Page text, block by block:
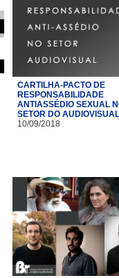
CARTILHA-PACTO DE
RESPONSABILIDADE
ANTIASSÉDIO SEXUAL
SETOR DO AUDIOVISUAL
10/09/2018